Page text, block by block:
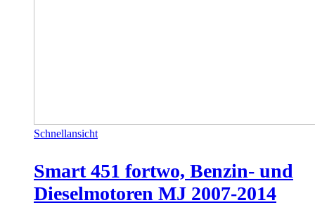
Schnellansicht
Smart 451 fortwo, Benzin- und
Dieselmotoren MJ 2007-2014